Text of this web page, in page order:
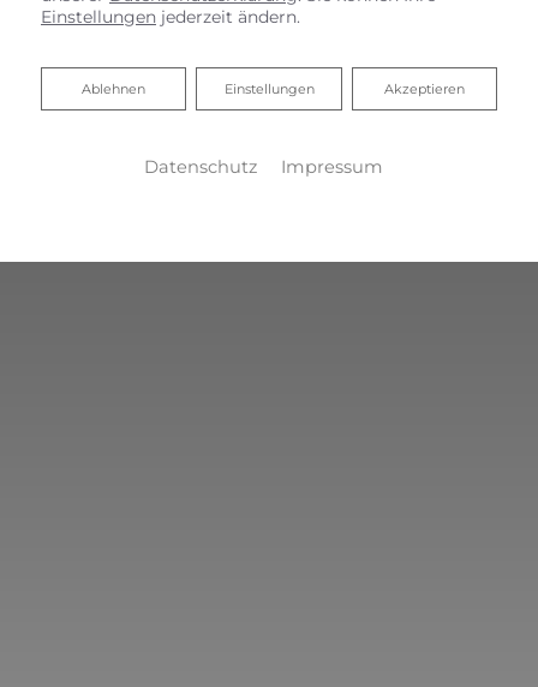
Einstellungen jederzeit ändern.
Akzeptieren
Einstellungen
Ablehnen
Ablehnen
Datenschutz Impressum